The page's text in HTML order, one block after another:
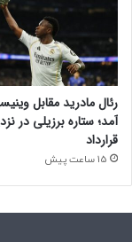
رئال مادرید مقابل
آمد؛ ستاره برزیلی در
قرارداد
15 ساعت پیش